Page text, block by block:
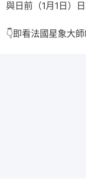
與日前（1月1日）
👇即看法國星象大